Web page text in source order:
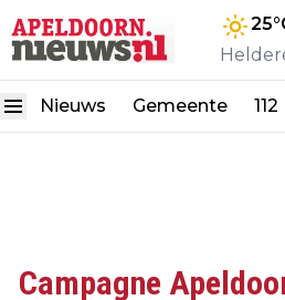
25
Nieuws Gemeente 112
Campagne